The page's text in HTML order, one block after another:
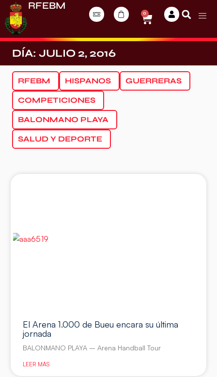
RFEBM
0
DÍA: JULIO 2, 2016
RFEBM HISPANOS GUERRERAS
COMPETICIONES
BALONMANO PLAYA
SALUD Y DEPORTE
El Arena 1.000 de Bueu encara su última
jornada
BALONMANO PLAYA – Arena Handball Tour
LEER MÁS